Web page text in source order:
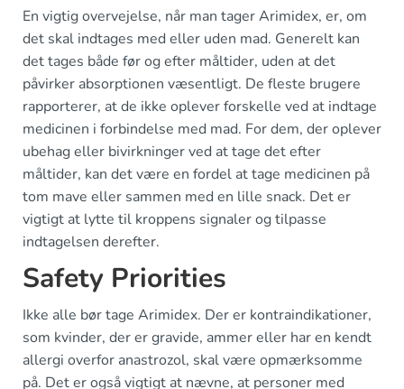
En vigtig overvejelse, når man tager Arimidex, er, om
det skal indtages med eller uden mad. Generelt kan
det tages både før og efter måltider, uden at det
påvirker absorptionen væsentligt. De fleste brugere
rapporterer, at de ikke oplever forskelle ved at indtage
medicinen i forbindelse med mad. For dem, der oplever
ubehag eller bivirkninger ved at tage det efter
måltider, kan det være en fordel at tage medicinen på
tom mave eller sammen med en lille snack. Det er
vigtigt at lytte til kroppens signaler og tilpasse
indtagelsen derefter.
Safety Priorities
Ikke alle bør tage Arimidex. Der er kontraindikationer,
som kvinder, der er gravide, ammer eller har en kendt
allergi overfor anastrozol, skal være opmærksomme
på. Det er også vigtigt at nævne, at personer med